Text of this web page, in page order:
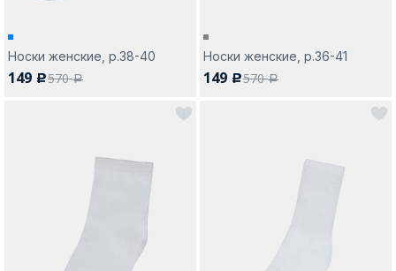
Носки женские, р.38-40
149 c570a
Носки женские, р.36-41
149 c570a